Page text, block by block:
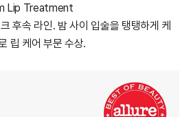
Lip Treatment
후속 라인. 밤 사이 입술을 탱탱하게 케
립 케어 부문 수상.